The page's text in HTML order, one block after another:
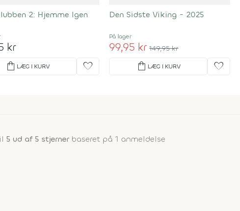
2: Hjemme Igen
kr
shopping_bag LÆG I KURV favorite
Den Sidste Viking - 2025
På lager
99,95 kr 149,95 kr
shopping_bag LÆG I KURV favorite
5 ud af 5 stjernerbaseret på 1 anmeldelse